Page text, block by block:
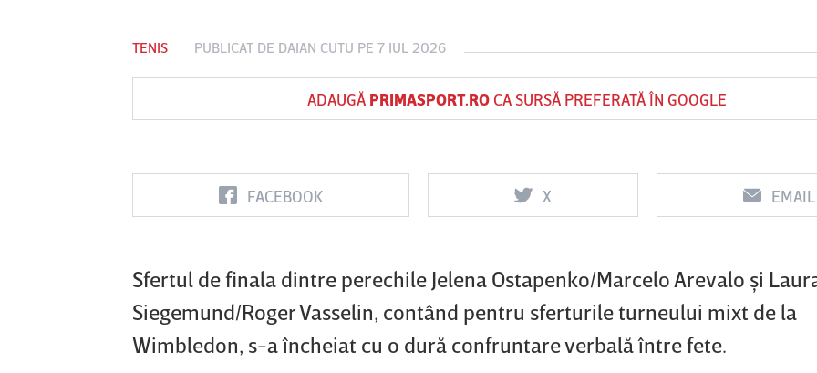
TENIS PUBLICAT DE DAIAN CUTU PE 7 IUL 2026
ADAUGĂ PRIMASPORT.ROCA SURSĂ PREFERATĂ ÎN GOOGLE
FACEBOOK X EMAIL
Sfertul de finala dintre perechile Jelena Ostapenko/Marcelo Arevalo şi
Siegemund/Roger Vasselin, contând pentru sferturile turneului mixt de la
Wimbledon, s-a încheiat cu o dură confruntare verbală între fete.
FC Botoşani
Vs
Corvinul
Hunedoara
Sepsi OSK Sf
Vs
FCSB UTA Arad
0
Vs
Rapid
0